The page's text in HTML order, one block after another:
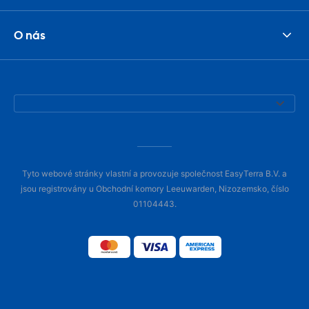
O nás
Tyto webové stránky vlastní a provozuje společnost EasyTerra B.V. a
jsou registrovány u Obchodní komory Leeuwarden, Nizozemsko, číslo
01104443.